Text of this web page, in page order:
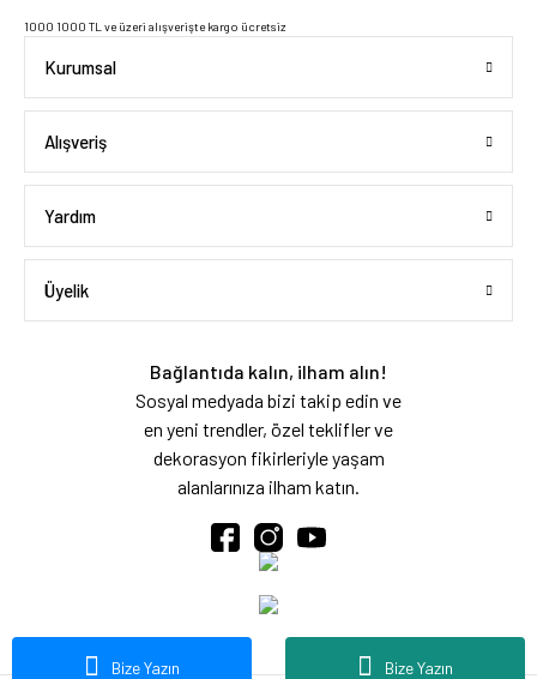
Bize Yazın
Bize Yazın
1000 1000 TL ve üzeri alışverişte kargo ücretsiz
Kurumsal
Alışveriş
Yardım
Üyelik
Bağlantıda kalın, ilham alın!
Sosyal medyada bizi takip edin ve
en yeni trendler, özel teklifler ve
dekorasyon fikirleriyle yaşam
alanlarınıza ilham katın.